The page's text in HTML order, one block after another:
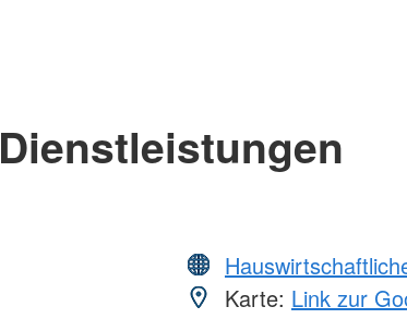
Dienstleistungen
Karte: Link zur